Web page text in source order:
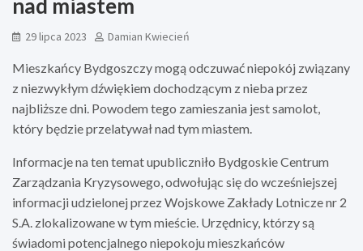
nad miastem
29 lipca 2023 Damian Kwiecień
Mieszkańcy Bydgoszczy mogą odczuwać niepokój związany
z niezwykłym dźwiękiem dochodzącym z nieba przez
najbliższe dni. Powodem tego zamieszania jest samolot,
który będzie przelatywał nad tym miastem.
Informacje na ten temat upubliczniło Bydgoskie Centrum
Zarządzania Kryzysowego, odwołując się do wcześniejszej
informacji udzielonej przez Wojskowe Zakłady Lotnicze nr 2
S.A. zlokalizowane w tym mieście. Urzędnicy, którzy są
świadomi potencjalnego niepokoju mieszkańców